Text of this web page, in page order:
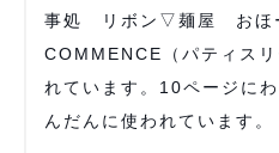
事処 リボン▽麺屋 おほ
COMMENCE（パティス
れています。10ページに
んだんに使われています。